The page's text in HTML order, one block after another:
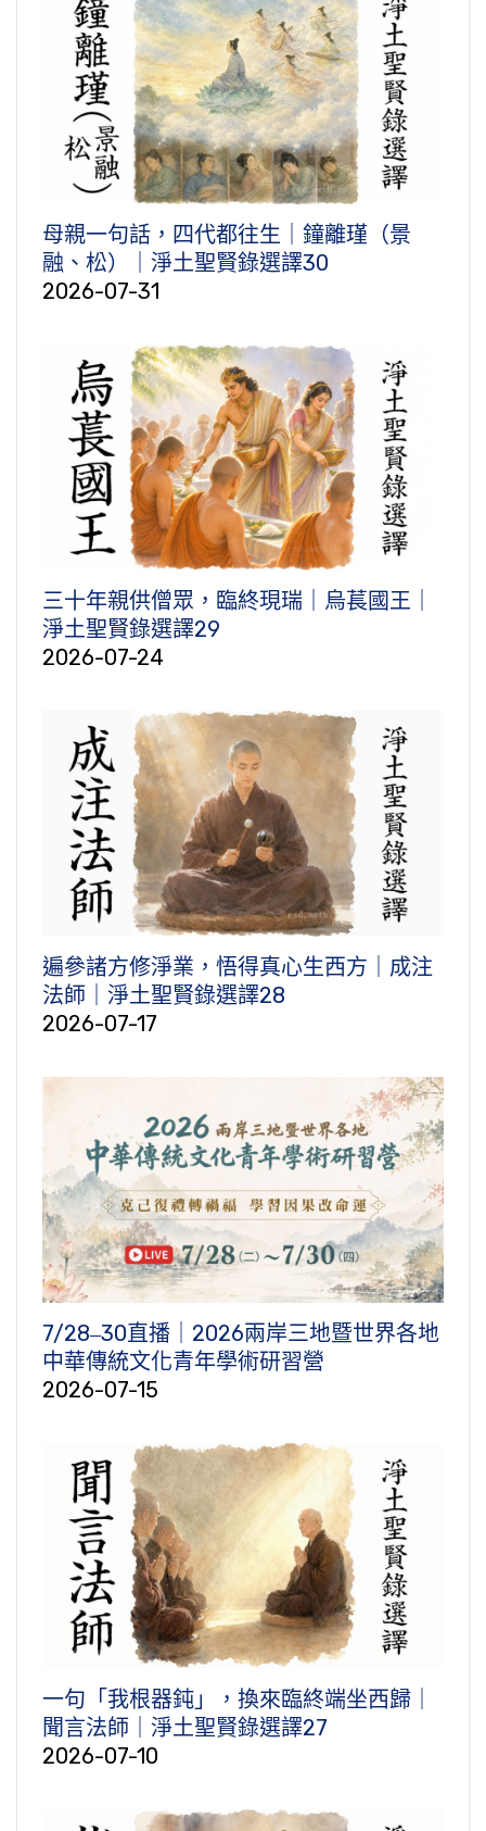
母親一句話，四代都往生｜鐘離瑾（景
融、松）｜淨土聖賢錄選譯30
2026-07-31
三十年親供僧眾，臨終現瑞｜烏萇國王｜
淨土聖賢錄選譯29
2026-07-24
遍參諸方修淨業，悟得真心生西方｜成注
法師｜淨土聖賢錄選譯28
2026-07-17
7/28‒30直播｜2026兩岸三地暨世界各地
中華傳統文化青年學術研習營
2026-07-15
一句「我根器鈍」，換來臨終端坐西歸｜
聞言法師｜淨土聖賢錄選譯27
2026-07-10